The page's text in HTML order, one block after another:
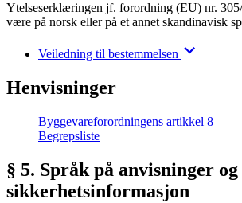
Ytelseserklæringen jf. forordning (EU) nr.
være på norsk eller på et annet skandinavisk
Veiledning til bestemmelsen
Henvisninger
Byggevareforordningens artikkel 8
Begrepsliste
§ 5. Språk på anvisninger og
sikkerhetsinformasjon